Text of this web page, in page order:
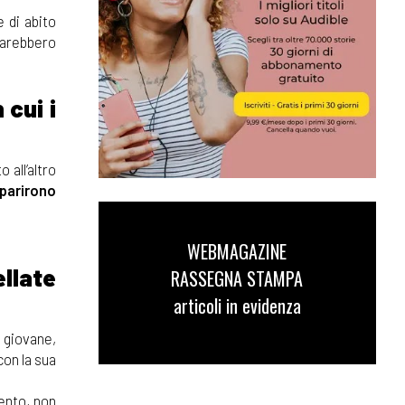
di abito
cui i
all’altro
giovane,
la sua
non
WEBMAGAZINE
RASSEGNA STAMPA
articoli in evidenza